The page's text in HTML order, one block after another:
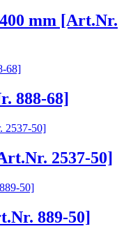
mm [Art.Nr.
888-68]
2537-50]
889-50]